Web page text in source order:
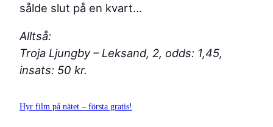
sålde slut på en kvart…
Alltså:
Troja Ljungby – Leksand, 2, odds: 1,45,
insats: 50 kr.
Hyr film på nätet – första gratis!